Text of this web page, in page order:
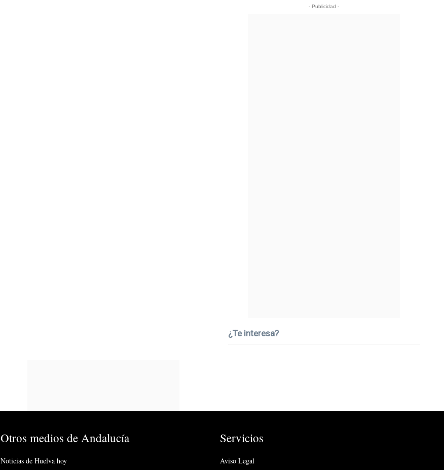
- Publicidad -
¿Te interesa?
Otros medios de Andalucía
Noticias de Huelva hoy
Servicios
Aviso Legal